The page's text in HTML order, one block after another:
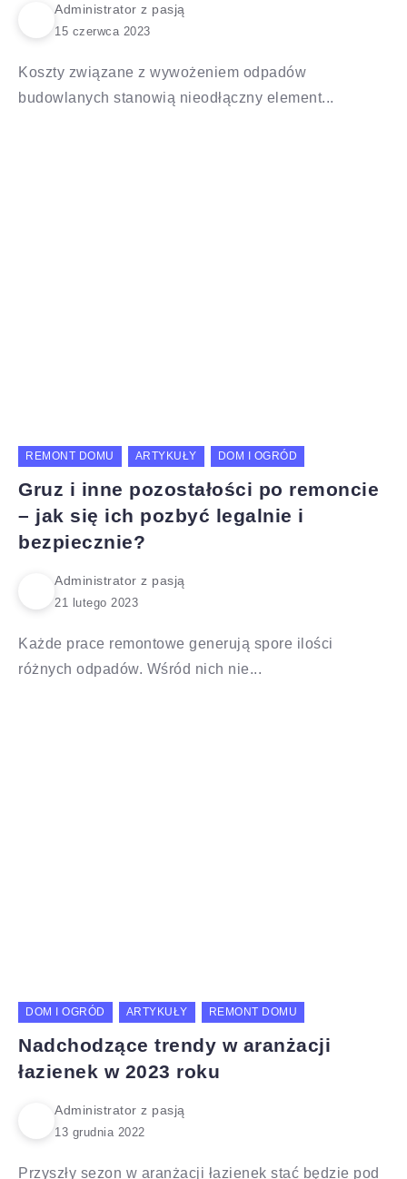
Administrator z pasją
Koszty związane z wywożeniem odpadów
budowlanych stanowią nieodłączny element...
REMONT DOMU ARTYKUŁY DOM I OGRÓD
Gruz i inne pozostałości po remoncie
– jak się ich pozbyć legalnie i
bezpiecznie?
Administrator z pasją
Każde prace remontowe generują spore ilości
różnych odpadów. Wśród nich nie...
DOM I OGRÓD ARTYKUŁY REMONT DOMU
Nadchodzące trendy w aranżacji
łazienek w 2023 roku
Administrator z pasją
Przyszły sezon w aranżacji łazienek stać będzie pod